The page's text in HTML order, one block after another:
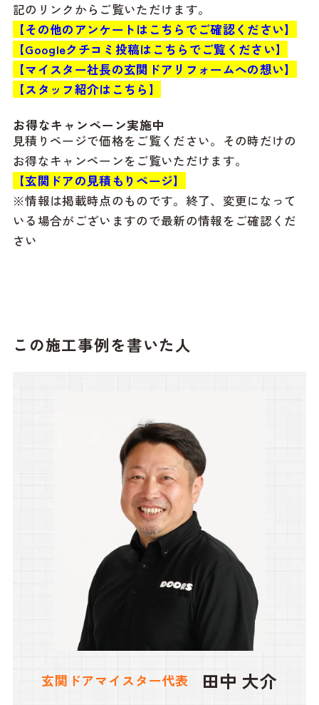
記のリンクからご覧いただけます。
【その他のアンケートはこちらでご確認ください】
【Googleクチコミ投稿はこちらでご覧ください】
【マイスター社長の玄関ドアリフォームへの想い】
【スタッフ紹介はこちら】
お得なキャンペーン実施中
見積りページで価格をご覧ください。その時だけの
お得なキャンペーンをご覧いただけます。
【玄関ドアの見積もりページ】
※情報は掲載時点のものです。終了、変更になって
いる場合がございますので最新の情報をご確認くだ
さい
この施工事例を書いた人
玄関ドアマイスター代表 田中 大介